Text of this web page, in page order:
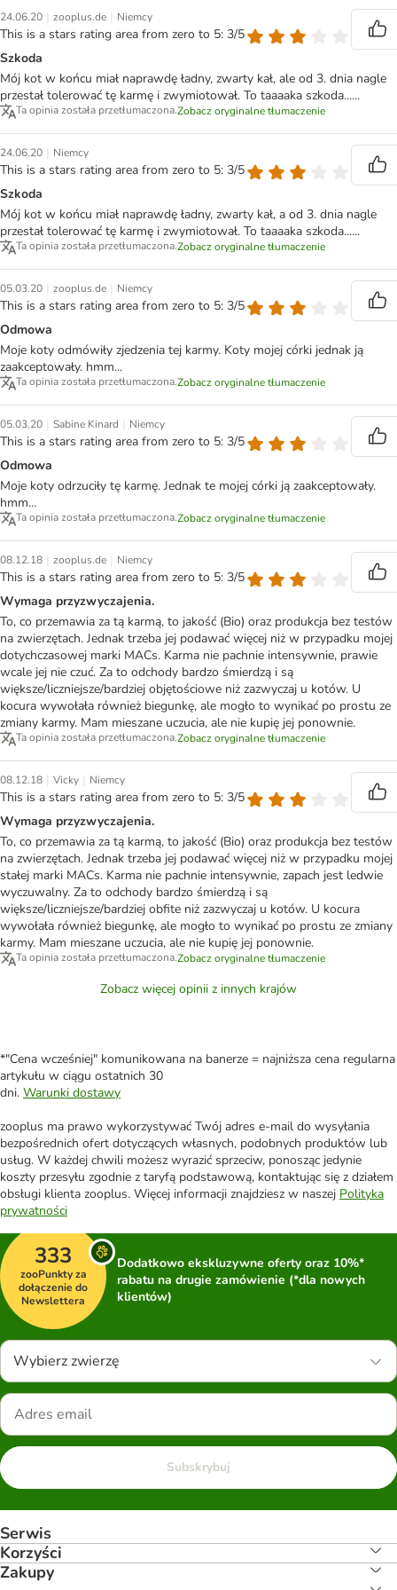
24.06.20 | zooplus.de | Niemcy
This is a stars rating area from zero to 5: 3/5
Szkoda
Mój kot w końcu miał naprawdę ładny, zwarty kał, ale od 3. dnia nagle
przestał tolerować tę karmę i zwymiotował. To taaaaka szkoda......
Ta opinia została przetłumaczona.Zobacz oryginalne tłumaczenie
24.06.20 | Niemcy
This is a stars rating area from zero to 5: 3/5
Szkoda
Mój kot w końcu miał naprawdę ładny, zwarty kał, a od 3. dnia nagle
przestał tolerować tę karmę i zwymiotował. To taaaaka szkoda......
Ta opinia została przetłumaczona.Zobacz oryginalne tłumaczenie
05.03.20 | zooplus.de | Niemcy
This is a stars rating area from zero to 5: 3/5
Odmowa
Moje koty odmówiły zjedzenia tej karmy. Koty mojej córki jednak ją
zaakceptowały. hmm...
Ta opinia została przetłumaczona.Zobacz oryginalne tłumaczenie
05.03.20 | Sabine Kinard | Niemcy
This is a stars rating area from zero to 5: 3/5
Odmowa
Moje koty odrzuciły tę karmę. Jednak te mojej córki ją zaakceptowały.
hmm...
Ta opinia została przetłumaczona.Zobacz oryginalne tłumaczenie
08.12.18 | zooplus.de | Niemcy
This is a stars rating area from zero to 5: 3/5
Wymaga przyzwyczajenia.
To, co przemawia za tą karmą, to jakość (Bio) oraz produkcja bez testów
na zwierzętach. Jednak trzeba jej podawać więcej niż w przypadku mojej
dotychczasowej marki MACs. Karma nie pachnie intensywnie, prawie
wcale jej nie czuć. Za to odchody bardzo śmierdzą i są
większe/liczniejsze/bardziej objętościowe niż zazwyczaj u kotów. U
kocura wywołała również biegunkę, ale mogło to wynikać po prostu ze
zmiany karmy. Mam mieszane uczucia, ale nie kupię jej ponownie.
Ta opinia została przetłumaczona.Zobacz oryginalne tłumaczenie
08.12.18 | Vicky | Niemcy
This is a stars rating area from zero to 5: 3/5
Wymaga przyzwyczajenia.
To, co przemawia za tą karmą, to jakość (Bio) oraz produkcja bez testów
na zwierzętach. Jednak trzeba jej podawać więcej niż w przypadku mojej
stałej marki MACs. Karma nie pachnie intensywnie, zapach jest ledwie
wyczuwalny. Za to odchody bardzo śmierdzą i są
większe/liczniejsze/bardziej obfite niż zazwyczaj u kotów. U kocura
wywołała również biegunkę, ale mogło to wynikać po prostu ze zmiany
karmy. Mam mieszane uczucia, ale nie kupię jej ponownie.
Ta opinia została przetłumaczona.Zobacz oryginalne tłumaczenie
Zobacz więcej opinii z innych krajów
*"Cena wcześniej" komunikowana na banerze = najniższa cena regularna
artykułu w ciągu ostatnich 30
dni. Warunki dostawy
zooplus ma prawo wykorzystywać Twój adres e-mail do wysyłania
bezpośrednich ofert dotyczących własnych, podobnych produktów lub
usług. W każdej chwili możesz wyrazić sprzeciw, ponosząc jedynie
koszty przesyłu zgodnie z taryfą podstawową, kontaktując się z działem
obsługi klienta zooplus. Więcej informacji znajdziesz w naszej Polityka
prywatności
333
zooPunkty za
dołączenie do
Newslettera
Dodatkowo ekskluzywne oferty oraz 10%*
rabatu na drugie zamówienie (*dla nowych
klientów)
Wybierz zwierzę
Subskrybuj
Serwis
Korzyści
Zakupy